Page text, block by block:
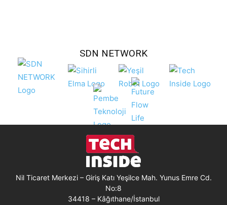
SDN NETWORK
Nil Ticaret Merkezi – Giriş Katı Yeşilce Mah. Yunus Emre Cd.
No:8
34418 – Kâğıthane/İstanbul